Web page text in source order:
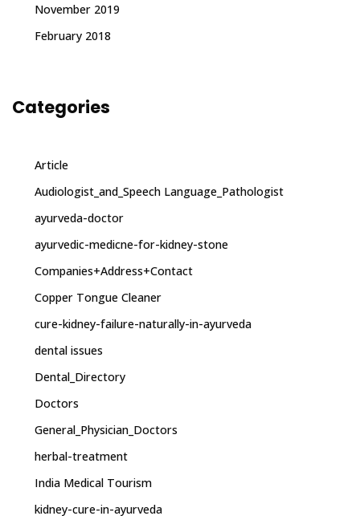
November 2019
February 2018
Categories
Article
Audiologist_and_Speech Language_Pathologist
ayurveda-doctor
ayurvedic-medicne-for-kidney-stone
Companies+Address+Contact
Copper Tongue Cleaner
cure-kidney-failure-naturally-in-ayurveda
dental issues
Dental_Directory
Doctors
General_Physician_Doctors
herbal-treatment
India Medical Tourism
kidney-cure-in-ayurveda